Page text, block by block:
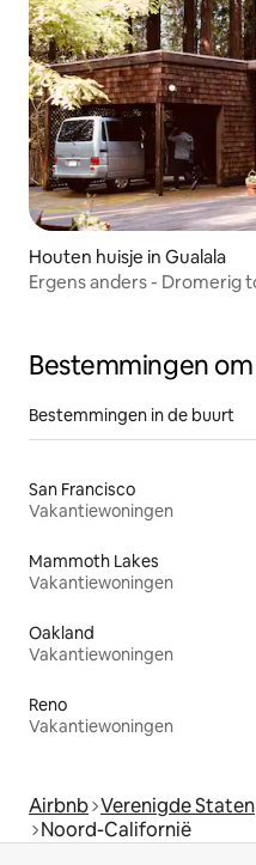
Houten huisje in Gualala
Ergens anders - Dromerig
Bestemmingen
Bestemmingen in de buurt
San Francisco
Vakantiewoningen
Mammoth Lakes
Vakantiewoningen
Oakland
Vakantiewoningen
Reno
Vakantiewoningen
Airbnb Verenigde Staten
Noord-Californië